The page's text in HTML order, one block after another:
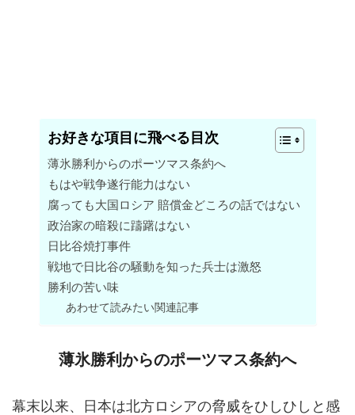
お好きな項目に飛べる目次
薄氷勝利からのポーツマス条約へ
もはや戦争遂行能力はない
腐っても大国ロシア 賠償金どころの話ではない
政治家の暗殺に躊躇はない
日比谷焼打事件
戦地で日比谷の騒動を知った兵士は激怒
勝利の苦い味
あわせて読みたい関連記事
薄氷勝利からのポーツマス条約へ
幕末以来、日本は北方ロシアの脅威をひしひしと感